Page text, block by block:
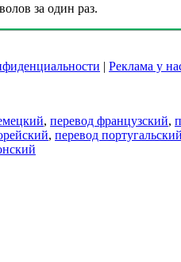
за один раз.
| Реклама у
, перевод французский,
, перевод португальский